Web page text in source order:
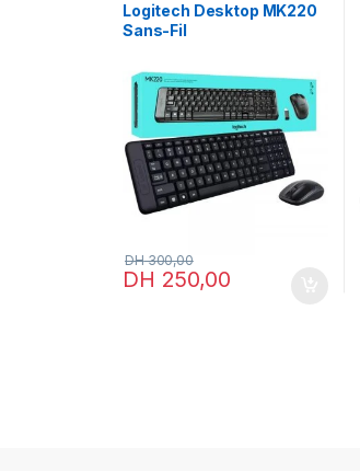
Logitech Desktop MK220
Sans-Fil
DH 250,00
DH300,00